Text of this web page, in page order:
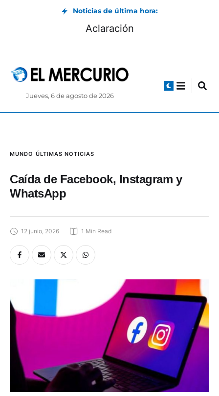
Noticias de última hora:
Aclaración
Jueves, 6 de agosto de 2026
MUNDO ÚLTIMAS NOTICIAS
Caída de Facebook, Instagram y
WhatsApp
12 junio, 2026 1 Min Read